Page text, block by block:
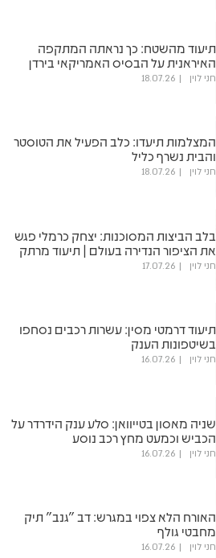
תיעוד מהשטח: כך נראתה המתקפה
האיראנית על הבסיס האמריקאי בירדן
חני לוין 18.07.26
המצלמות תיעדו: כלב הפעיל את הטוסטר
והבית נשרף כליל
חני לוין 18.07.26
בלב הביצות המסוכנות: יצחק כרמלי פגש
את הציפור הנדירה בעולם | תיעוד מרתק
חני לוין 17.07.26
תיעוד דרמטי מסין: עשרות רכבים נסחפו
בשיטפונות הענק
חני לוין 16.07.26
שניה מאסון בטייוואן: סלע ענק הידרדר על
הכביש וכמעט מחץ רכב נוסע
חני לוין 16.07.26
האורח הלא צפוי במגרש: דב "גנב" תיק
מחבטי גולף
חני לוין 16.07.26